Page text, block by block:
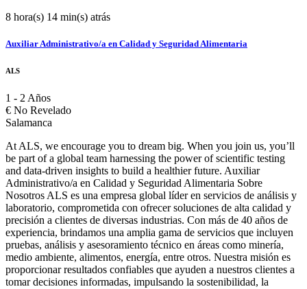
8 hora(s) 14 min(s) atrás
Auxiliar Administrativo/a en Calidad y Seguridad Alimentaria
ALS
1 - 2 Años
€ No Revelado
Salamanca
At ALS, we encourage you to dream big. When you join us, you’ll
be part of a global team harnessing the power of scientific testing
and data-driven insights to build a healthier future. Auxiliar
Administrativo/a en Calidad y Seguridad Alimentaria Sobre
Nosotros ALS es una empresa global líder en servicios de análisis y
laboratorio, comprometida con ofrecer soluciones de alta calidad y
precisión a clientes de diversas industrias. Con más de 40 años de
experiencia, brindamos una amplia gama de servicios que incluyen
pruebas, análisis y asesoramiento técnico en áreas como minería,
medio ambiente, alimentos, energía, entre otros. Nuestra misión es
proporcionar resultados confiables que ayuden a nuestros clientes a
tomar decisiones informadas, impulsando la sostenibilidad, la